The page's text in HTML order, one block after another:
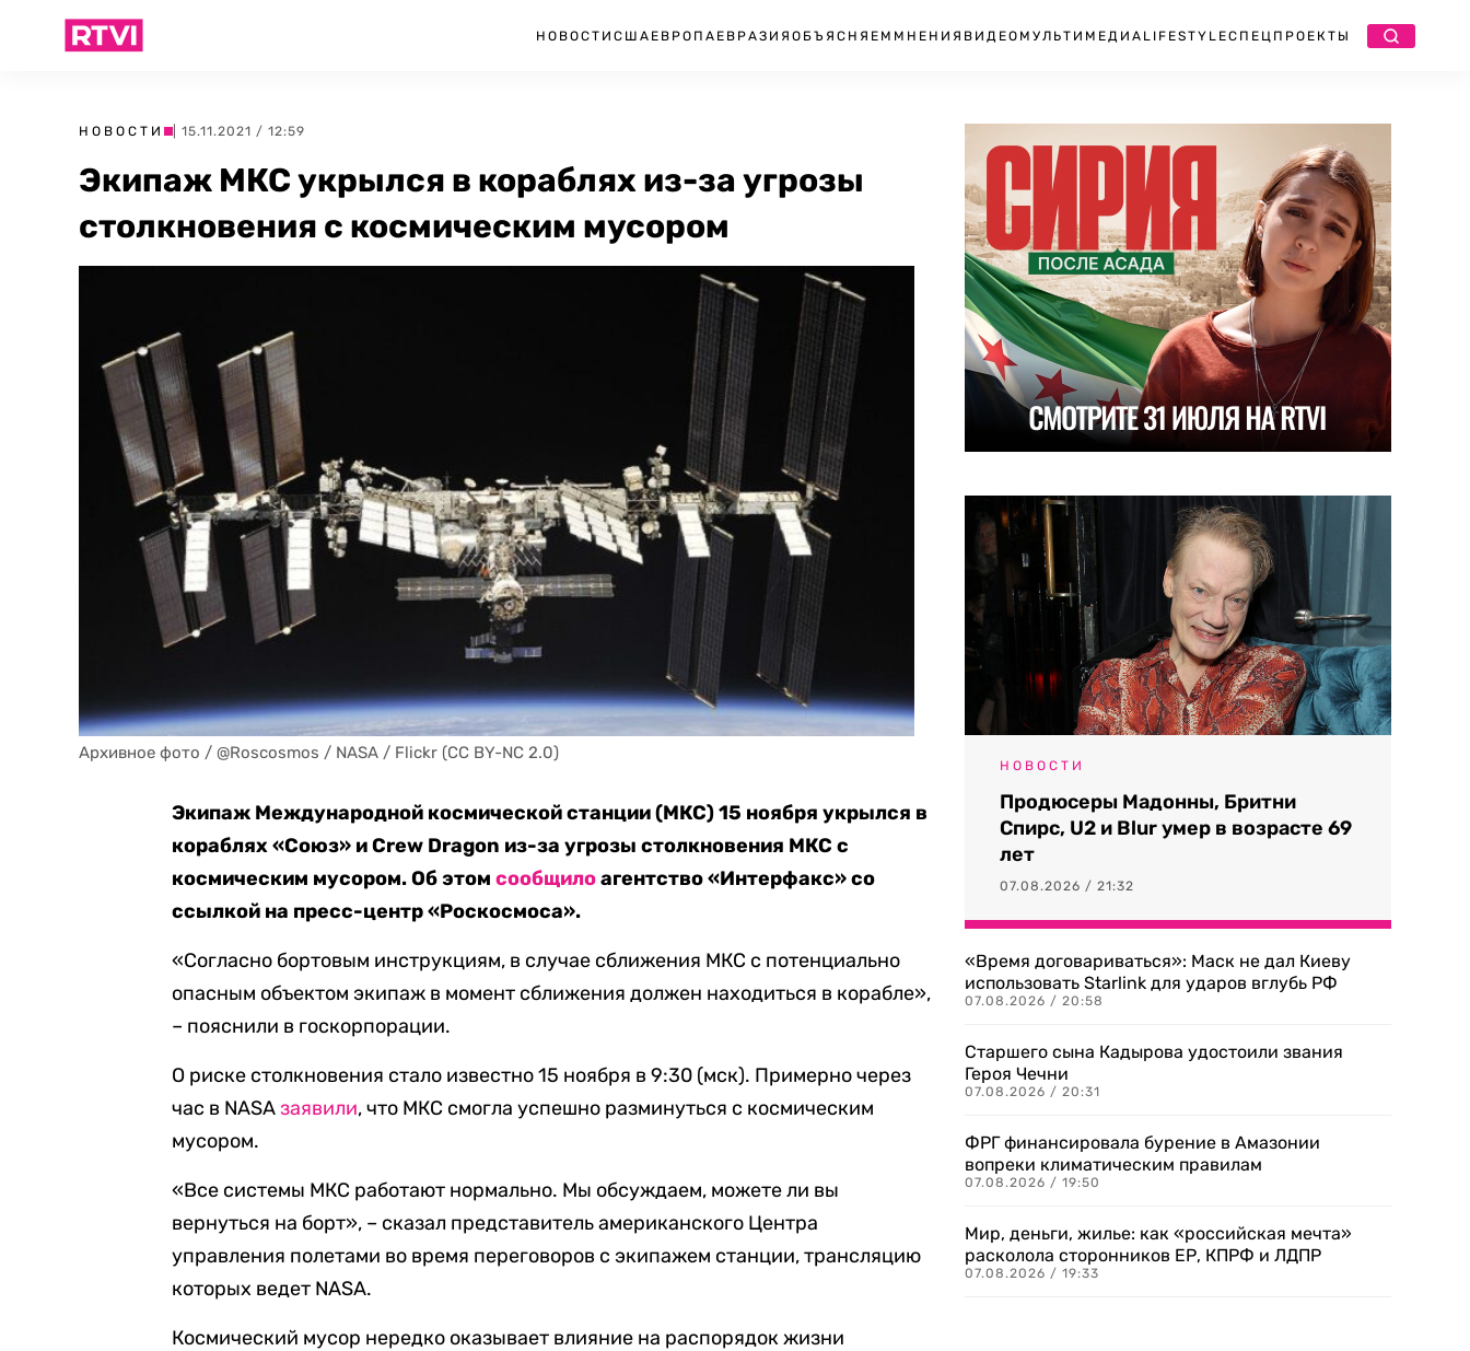
НОВОСТИ США ЕВРОПА ЕВРАЗИЯ ОБЪЯСНЯЕМ МНЕНИЯ ВИДЕО МУЛЬТИМЕДИА LIFESTYLEСПЕЦПРОЕКТЫ
НОВОСТИ | 15.11.2021 / 12:59
Экипаж МКС укрылся в кораблях из-за угрозы
столкновения с космическим мусором
Архивное фото / @Roscosmos / NASA / Flickr (CC BY-NC 2.0)
Экипаж Международной космической станции (МКС) 15 ноября укрылся в
кораблях «Союз» и Crew Dragon из-за угрозы столкновения МКС с
космическим мусором. Об этомсообщилоагентство «Интерфакс» со
ссылкой на пресс-центр «Роскосмоса».
«Согласно бортовым инструкциям, в случае сближения МКС с потенциально
опасным объектом экипаж в момент сближения должен находиться в корабле»,
– пояснили в госкорпорации.
О риске столкновения стало известно 15 ноября в 9:30 (мск). Примерно через
час в NASAзаявили, что МКС смогла успешно разминуться с космическим
мусором.
«Все системы МКС работают нормально. Мы обсуждаем, можете ли вы
вернуться на борт», – сказал представитель американского Центра
управления полетами во время переговоров с экипажем станции, трансляцию
которых ведет NASA.
Космический мусор нередко оказывает влияние на распорядок жизни
НОВОСТИ
Продюсеры Мадонны, Бритни
Спирс, U2 и Blur умер в возрасте 69
лет
07.08.2026 / 21:32
«Время договариваться»: Маск не дал Киеву
использовать Starlink для ударов вглубь РФ
07.08.2026 / 20:58
Старшего сына Кадырова удостоили звания
Героя Чечни
07.08.2026 / 20:31
ФРГ финансировала бурение в Амазонии
вопреки климатическим правилам
07.08.2026 / 19:50
Мир, деньги, жилье: как «российская мечта»
расколола сторонников ЕР, КПРФ и ЛДПР
07.08.2026 / 19:33